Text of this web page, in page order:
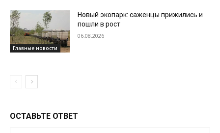
Главные новости
Новый экопарк: саженцы прижились и
пошли в рост
06.08.2026
ОСТАВЬТЕ ОТВЕТ